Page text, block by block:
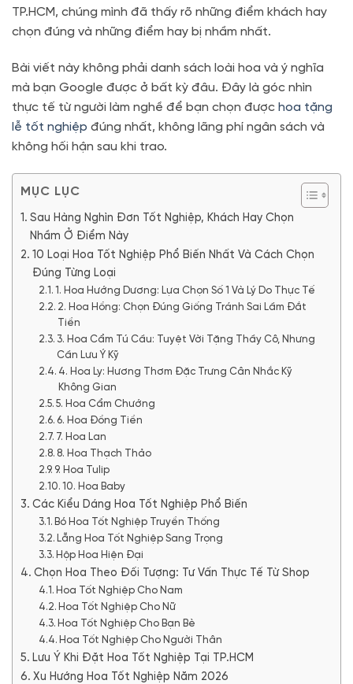
TP.HCM, chúng mình đã thấy rõ những điểm khách hay
chọn đúng và những điểm hay bị nhầm nhất.
Bài viết này không phải danh sách loài hoa và ý nghĩa
mà bạn Google được ở bất kỳ đâu. Đây là góc nhìn
thực tế từ người làm nghề để bạn chọn được hoa tặng
lễ tốt nghiệp đúng nhất, không lãng phí ngân sách và
không hối hận sau khi trao.
MỤC LỤC
Sau Hàng Nghìn Đơn Tốt Nghiệp, Khách Hay Chọn
Nhầm Ở Điểm Này
10 Loại Hoa Tốt Nghiệp Phổ Biến Nhất Và Cách Chọn
Đúng Từng Loại
1. Hoa Hướng Dương: Lựa Chọn Số 1 Và Lý Do Thực Tế
2. Hoa Hồng: Chọn Đúng Giống Tránh Sai Lầm Đắt
Tiền
3. Hoa Cẩm Tú Cầu: Tuyệt Vời Tặng Thầy Cô, Nhưng
Cần Lưu Ý Kỹ
4. Hoa Ly: Hương Thơm Đặc Trưng Cân Nhắc Kỹ
Không Gian
5. Hoa Cẩm Chướng
6. Hoa Đồng Tiền
7. Hoa Lan
8. Hoa Thạch Thảo
9. Hoa Tulip
10. Hoa Baby
Các Kiểu Dáng Hoa Tốt Nghiệp Phổ Biến
Bó Hoa Tốt Nghiệp Truyền Thống
Lẵng Hoa Tốt Nghiệp Sang Trọng
Hộp Hoa Hiện Đại
Chọn Hoa Theo Đối Tượng: Tư Vấn Thực Tế Từ Shop
Hoa Tốt Nghiệp Cho Nam
Hoa Tốt Nghiệp Cho Nữ
Hoa Tốt Nghiệp Cho Bạn Bè
Hoa Tốt Nghiệp Cho Người Thân
Lưu Ý Khi Đặt Hoa Tốt Nghiệp Tại TP.HCM
Xu Hướng Hoa Tốt Nghiệp Năm 2026